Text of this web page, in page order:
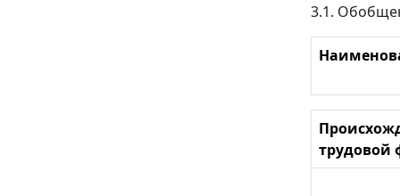
3.1.
трудовой